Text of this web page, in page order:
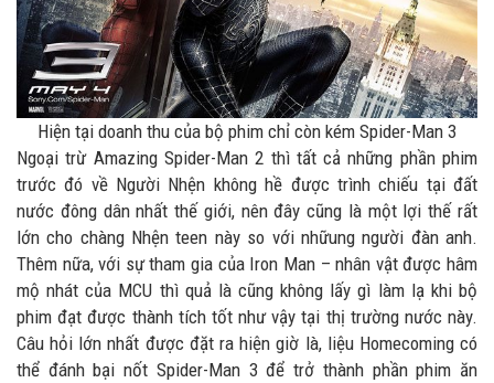
Hiện tại doanh thu của bộ phim chỉ còn kém Spider-Man 3
Ngoại trừ Amazing Spider-Man 2 thì tất cả những phần phim
trước đó về Người Nhện không hề được trình chiếu tại đất
nước đông dân nhất thế giới, nên đây cũng là một lợi thế rất
lớn cho chàng Nhện teen này so với nhữung người đàn anh.
Thêm nữa, với sự tham gia của Iron Man – nhân vật được hâm
mộ nhát của MCU thì quả là cũng không lấy gì làm lạ khi bộ
phim đạt được thành tích tốt như vậy tại thị trường nước này.
Câu hỏi lớn nhất được đặt ra hiện giờ là, liệu Homecoming có
thể đánh bại nốt Spider-Man 3 để trở thành phần phim ăn